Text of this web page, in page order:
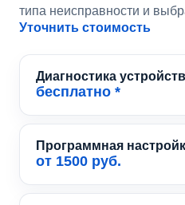
типа неисправности и
Уточнить стоимость
Диагностика
бесплатно *
Программная
от 1500 руб.